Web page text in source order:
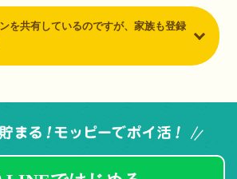
を共有しているのですが、家族も登録